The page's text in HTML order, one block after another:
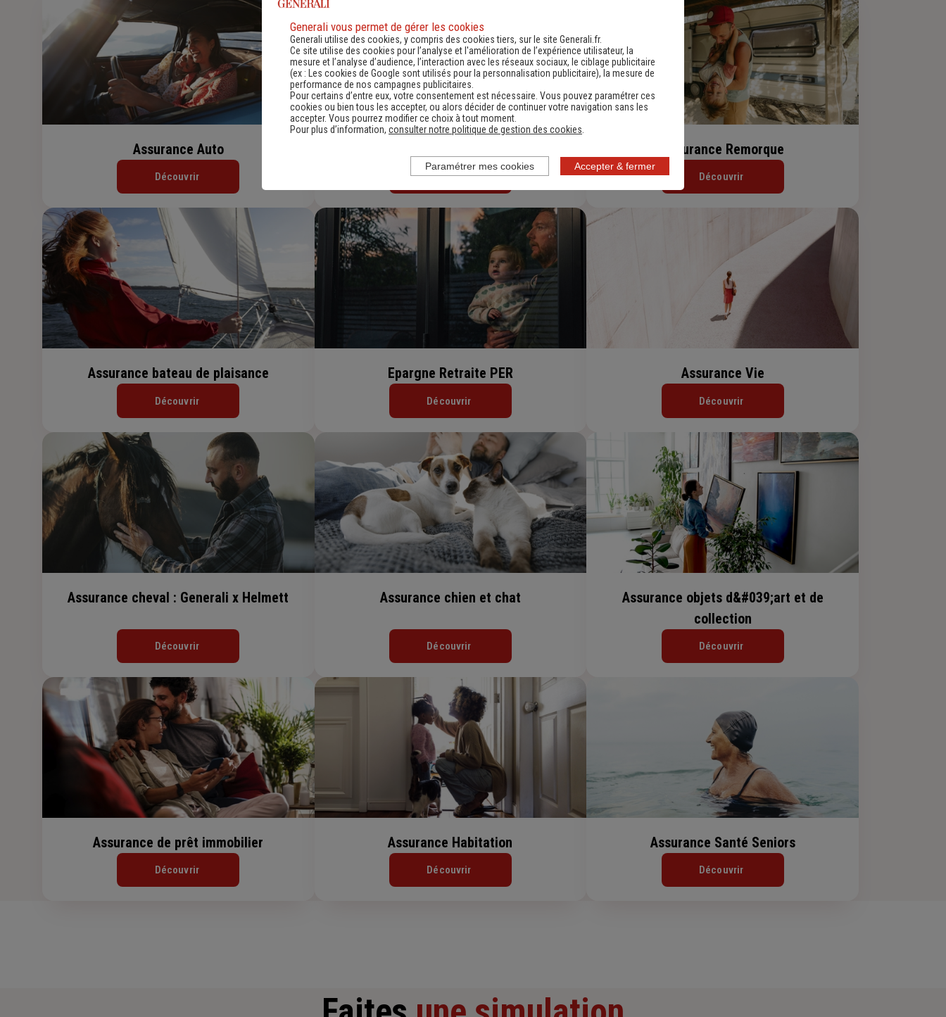
Assurance Auto
Découvrir Découvrir
Assurance Remorque
Découvrir
Assurance bateau de plaisance
Découvrir
Epargne Retraite PER
Découvrir
Assurance Vie
Découvrir
Assurance cheval : Generali x Helmett
Découvrir
Assurance chien et chat
Découvrir
Assurance objets d&#039;art et de
collection
Découvrir
Assurance de prêt immobilier
Découvrir
Assurance Habitation
Découvrir
Assurance Santé Seniors
Découvrir
Generali vous permet de gérer les cookies
Generali utilise des cookies, y compris des cookies tiers, sur le site Generali.fr.
Ce site utilise des cookies pour l’analyse et l'amélioration de l’expérience utilisateur, la
mesure et l’analyse d’audience, l’interaction avec les réseaux sociaux, le ciblage publicitaire
(ex :
Les cookies de Google sont utilisés pour la personnalisation publicitaire), la mesure de
performance de nos campagnes publicitaires.
Pour certains d’entre eux, votre consentement est nécessaire. Vous pouvez paramétrer ces
cookies ou bien tous les accepter, ou alors décider de continuer votre navigation sans les
accepter. Vous pourrez modifier ce choix à tout moment.
Pour plus d’information, consulter notre politique de gestion des cookies
Accepter & fermer
Paramétrer mes cookies